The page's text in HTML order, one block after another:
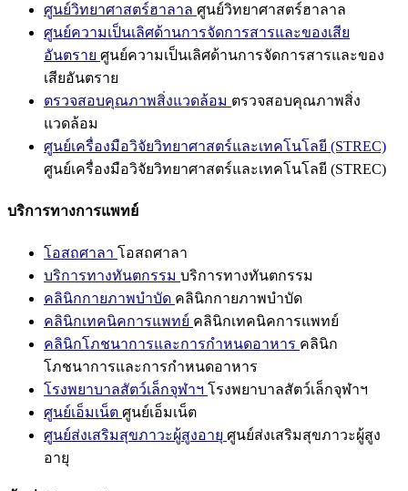
ศูนย์วิทยาศาสตร์ฮาลาล ศูนย์วิทยาศาสตร์ฮาลาล
ศูนย์ความเป็นเลิศด้านการจัดการสารและของเสีย
อันตราย ศูนย์ความเป็นเลิศด้านการจัดการสารและของ
เสียอันตราย
ตรวจสอบคุณภาพสิ่งแวดล้อม ตรวจสอบคุณภาพสิ่ง
แวดล้อม
ศูนย์เครื่องมือวิจัยวิทยาศาสตร์และเทคโนโลยี (STREC)
ศูนย์เครื่องมือวิจัยวิทยาศาสตร์และเทคโนโลยี (STREC)
บริการทางการแพทย์
โอสถศาลา โอสถศาลา
บริการทางทันตกรรม บริการทางทันตกรรม
คลินิกกายภาพบำบัด คลินิกกายภาพบำบัด
คลินิกเทคนิคการแพทย์ คลินิกเทคนิคการแพทย์
คลินิกโภชนาการและการกำหนดอาหาร คลินิก
โภชนาการและการกำหนดอาหาร
โรงพยาบาลสัตว์เล็กจุฬาฯ โรงพยาบาลสัตว์เล็กจุฬาฯ
ศูนย์เอ็มเน็ต ศูนย์เอ็มเน็ต
ศูนย์ส่งเสริมสุขภาวะผู้สูงอายุ ศูนย์ส่งเสริมสุขภาวะผู้สูง
อายุ